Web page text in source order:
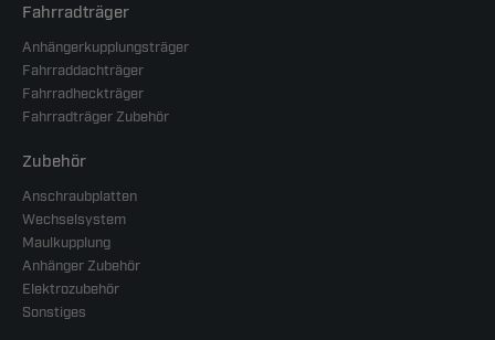
Fahrradträger
Anhängerkupplungsträger
Fahrraddachträger
Fahrradheckträger
Fahrradträger Zubehör
Zubehör
Anschraubplatten
Wechselsystem
Maulkupplung
Anhänger Zubehör
Elektrozubehör
Sonstiges